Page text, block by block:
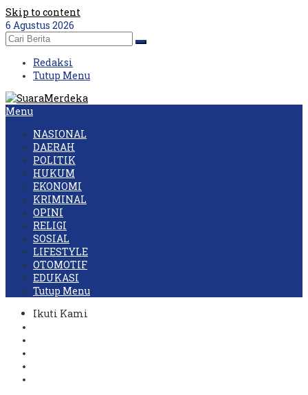
Skip to content
6 Agustus 2026
Redaksi
Tutup Menu
Menu
NASIONAL
DAERAH
POLITIK
HUKUM
EKONOMI
KRIMINAL
OPINI
RELIGI
SOSIAL
LIFESTYLE
OTOMOTIF
EDUKASI
Tutup Menu
Ikuti Kami